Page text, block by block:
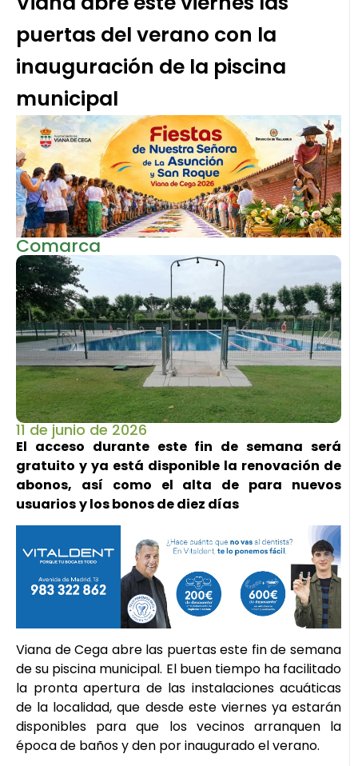
puertas del verano con la
inauguración de la piscina
municipal
Comarca
11 de junio de 2026
El acceso durante este fin de semana será
gratuito y ya está disponible la renovación de
abonos, así como el alta de para nuevos
usuariosy los bonos de diez días
Viana de Cega abre las puertas este fin de semana
de su piscina municipal. El buen tiempo ha facilitado
la pronta apertura de las instalaciones acuáticas
de la localidad, que desde este viernes ya estarán
disponibles para que los vecinos arranquen la
época de baños y den por inaugurado el verano.